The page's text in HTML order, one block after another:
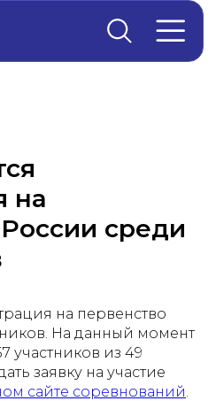
на
среди
на первенство
На данный момент
участников из 49
заявку на участие
сайте соревнований.